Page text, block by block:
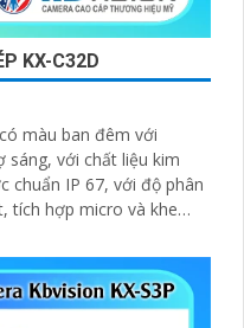
KX-C32D
màu ban đêm với
sáng, với chất liệu kim
chuẩn IP 67, với độ phân
tích hợp micro và khe